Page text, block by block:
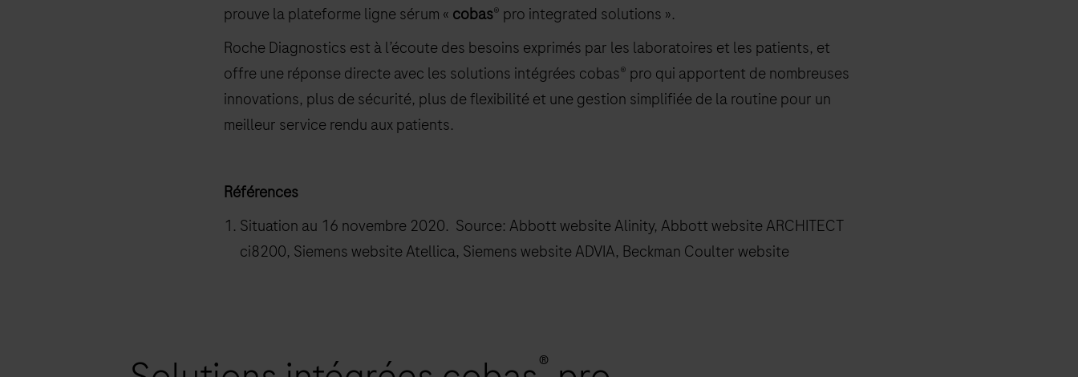
prouve la plateforme ligne sérum « cobas® pro integrated solutions ».
Roche Diagnostics est à l’écoute des besoins exprimés par les laboratoires et les patients, et
offre une réponse directe avec les solutions intégrées cobas® pro qui apportent de nombreuses
innovations, plus de sécurité, plus de flexibilité et une gestion simplifiée de la routine pour un
meilleur service rendu aux patients.
Références
Situation au 16 novembre 2020. Source: Abbott website Alinity, Abbott website ARCHITECT
ci8200, Siemens website Atellica, Siemens website ADVIA, Beckman Coulter website
®